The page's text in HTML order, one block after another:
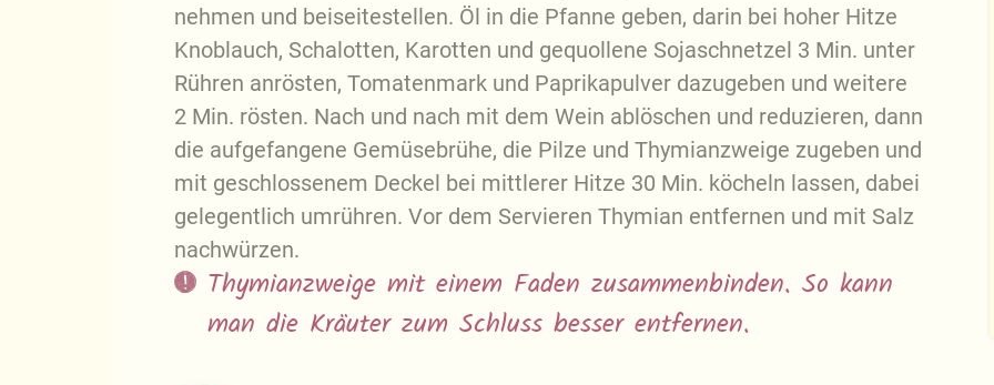
nehmen und beiseitestellen. Öl in die Pfanne geben, darin bei hoher Hitze
Knoblauch, Schalotten, Karotten und gequollene Sojaschnetzel 3 Min. unter
Rühren anrösten, Tomatenmark und Paprikapulver dazugeben und weitere
2 Min. rösten. Nach und nach mit dem Wein ablöschen und reduzieren, dann
die aufgefangene Gemüsebrühe, die Pilze und Thymianzweige zugeben und
mit geschlossenem Deckel bei mittlerer Hitze 30 Min. köcheln lassen, dabei
gelegentlich umrühren. Vor dem Servieren Thymian entfernen und mit Salz
nachwürzen.
Thymianzweige mit einem Faden zusammenbinden. So kann
man die Kräuter zum Schluss besser entfernen.